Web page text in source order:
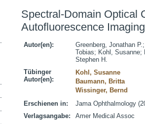
Spectral-Domain Optical
Autofluorescence
Autor(en): Greenberg, Jonathan P.;
Tobias; Kohl, Susanne;
Stephen H.
Tübinger
Autor(en):
Kohl, Susanne
Baumann, Britta
Wissinger, Bernd
Erschienen in:
Jama Ophthalmology
Verlagsangabe:
Amer Medical Assoc